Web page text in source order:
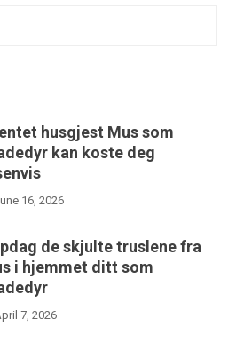
husgjest Mus som
kan koste deg
16, 2026
de skjulte truslene fra
i hjemmet ditt som
7, 2026